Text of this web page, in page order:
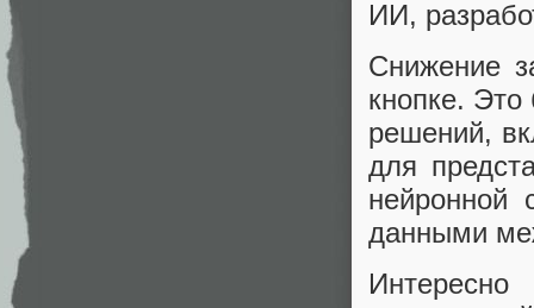
ИИ,
Снижение
кнопке.
решений,
для
нейронной
данными
Интересно